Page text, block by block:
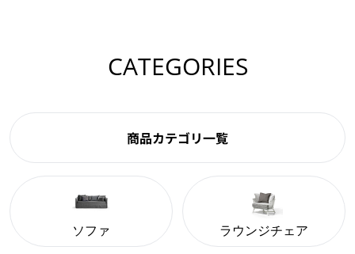
CATEGORIES
商品カテゴリ一覧
ソファ ラウンジチェア